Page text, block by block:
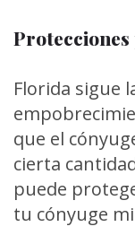
Florida sigue
que el
cierta
puede
tu cónyuge